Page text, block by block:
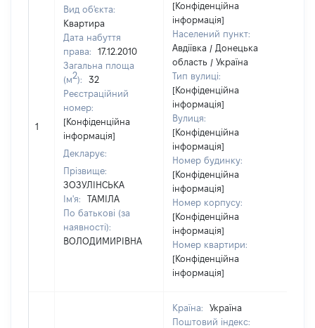
1
Вид об'єкта:
Квартира
Дата набуття
права:
17.12.2010
Загальна площа
(м2):
32
Реєстраційний
номер:
[Конфіденційна
інформація]
Декларує:
Прізвище:
ЗОЗУЛІНСЬКА
Ім'я:
ТАМІЛА
По батькові (за
наявності):
ВОЛОДИМИРІВНА
[Конфіденційна
інформація]
Населений пункт:
Авдіївка / Донецька
область / Україна
Тип вулиці:
[Конфіденційна
інформація]
Вулиця:
[Конфіденційна
інформація]
Номер будинку:
[Конфіденційна
інформація]
Номер корпусу:
[Конфіденційна
інформація]
Номер квартири:
[Конфіденційна
інформація]
Країна:
Україна
Поштовий індекс: